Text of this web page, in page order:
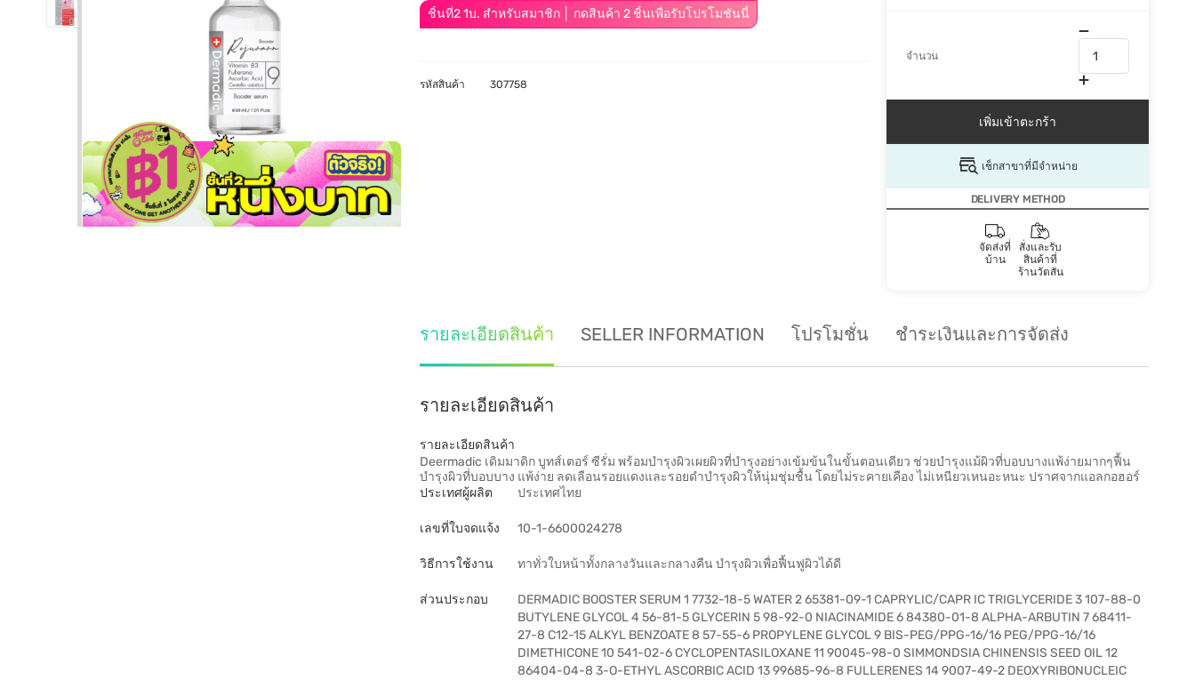
ชิ้นที่2 1บ. สำหรับสมาชิก │ กดสินค้า 2 ชิ้นเพื่อรับโปรโมชันนี้
จำนวน
เพิ่มเข้าตะกร้า
เช็กสาขาที่มีจำหน่าย
DELIVERY METHOD
จัดส่งที่
บ้าน
สั่งและรับ
สินค้าที่
ร้านวัตสัน
รหัสสินค้า 307758
รายละเอียดสินค้า SELLER INFORMATION โปรโมชั่น ชำระเงินและการจัดส่ง
รายละเอียดสินค้า
รายละเอียดสินค้า
Deermadic เดิมมาดิก บูทส์เตอร์ ซีรั่ม พร้อมบำรุงผิวเผยผิวที่บำรุงอย่างเข้มข้นในขั้นตอนเดียว ช่วยบำรุงแม้ผิวที่บอบบางแพ้ง่ายมากๆฟื้น
บำรุงผิวที่บอบบาง แพ้ง่าย ลดเลือนรอยแดงและรอยดำบำรุงผิวให้นุ่มชุ่มชื้น โดยไม่ระคายเคือง ไม่เหนียวเหนอะหนะ ปราศจากแอลกอฮอร์
ประเทศผู้ผลิต
ประเทศไทย
เลขที่ใบจดแจ้ง 10-1-6600024278
วิธีการใช้งาน ทาทั่วใบหน้าทั้งกลางวันและกลางคืน บำรุงผิวเพื่อฟื้นฟูผิวได้ดี
ส่วนประกอบ
DERMADIC BOOSTER SERUM 1 7732-18-5 WATER 2 65381-09-1 CAPRYLIC/CAPR IC TRIGLYCERIDE 3 107-88-0
BUTYLENE GLYCOL 4 56-81-5 GLYCERIN 5 98-92-0 NIACINAMIDE 6 84380-01-8 ALPHA-ARBUTIN 7 68411-
27-8 C12-15 ALKYL BENZOATE 8 57-55-6 PROPYLENE GLYCOL 9 BIS-PEG/PPG-16/16 PEG/PPG-16/16
DIMETHICONE 10 541-02-6 CYCLOPENTASILOXANE 11 90045-98-0 SIMMONDSIA CHINENSIS SEED OIL 12
86404-04-8 3-O-ETHYL ASCORBIC ACID 13 99685-96-8 FULLERENES 14 9007-49-2 DEOXYRIBONUCLEIC